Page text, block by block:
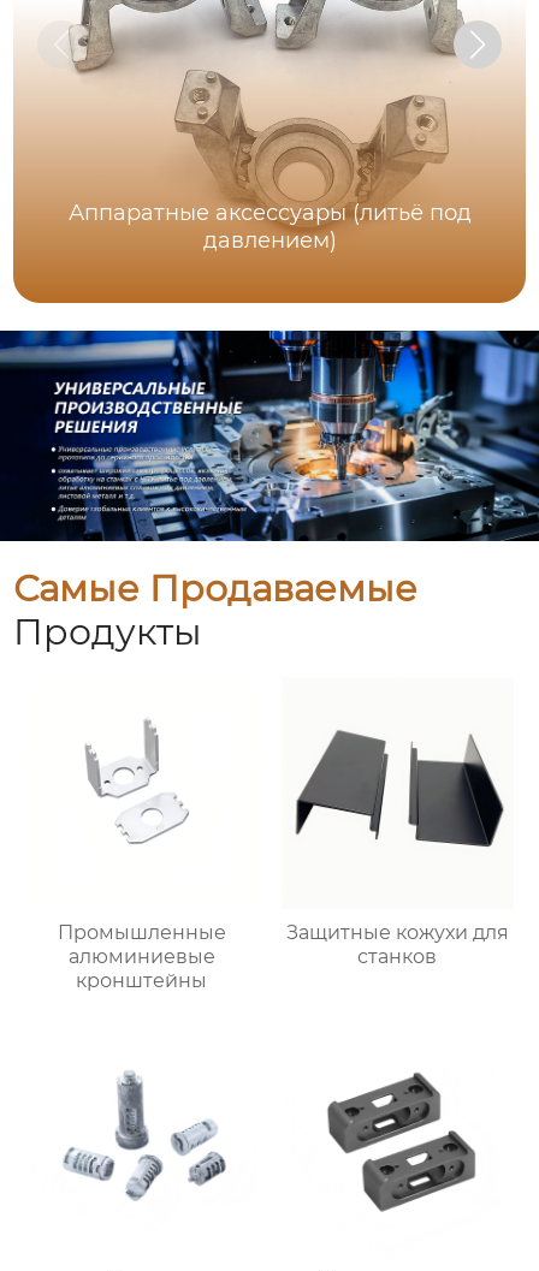
Аппаратные аксессуары (литьё под
давлением)
Самые Продаваемые
Продукты
Промышленные
алюминиевые
кронштейны
Защитные кожухи для
станков